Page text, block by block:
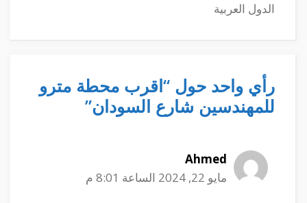
الدول العربية
رأي واحد حول “اقرب محطة مترو
للمهندسين شارع السودان”
Ahmed
مايو 22, 2024 الساعة 8:01 م